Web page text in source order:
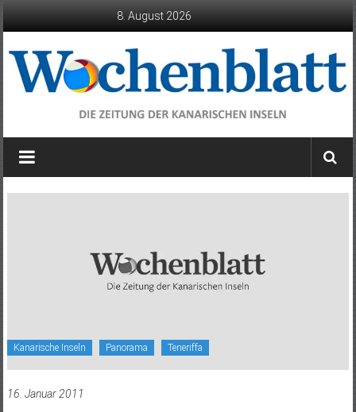
8. August 2026
Wochenblatt
die
Kanarische Inseln Panorama Teneriffa
16. Januar 2011